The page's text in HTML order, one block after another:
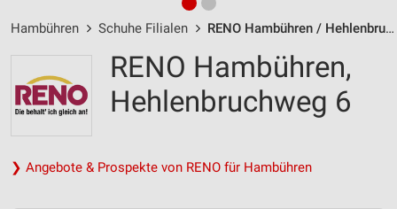
Hambühren Schuhe Filialen RENO Hambühren / Hehlenbruchweg 6 - Öffnungszeiten & Adresse
RENO Hambühren,
Hehlenbruchweg 6
❯ Angebote & Prospekte von RENO für Hambühren